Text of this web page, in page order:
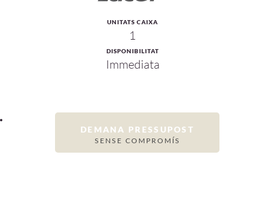
UNITATS CAIXA
1
DISPONIBILITAT
Immediata
DEMANA PRESSUPOST
SENSE COMPROMÍS